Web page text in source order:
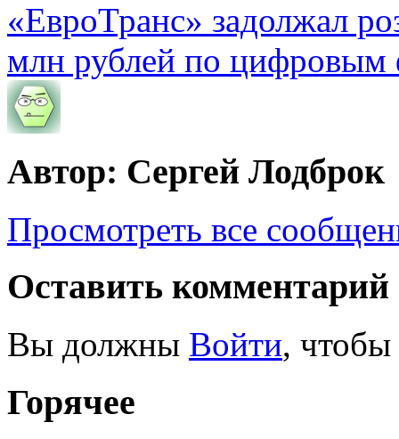
«ЕвроТранс» задолжал
млн рублей по цифровым
Автор: Сергей Лодброк
Просмотреть все
Оставить комментарий
Вы должны Войти, чтобы
Горячее